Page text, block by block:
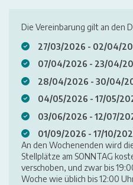
Die Vereinbarung gilt an den
27/03/2026 - 02/04/
07/04/2026 - 23/04/
28/04/2026 - 30/04/
04/05/2026 - 17/05/
03/06/2026 - 12/07/
01/09/2026 - 17/10/
An den Wochenenden wird
Stellplätze am SONNTAG
verschoben, und zwar bis
Woche wie üblich bis 12:00